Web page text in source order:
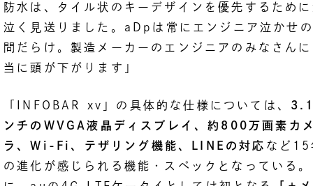
防水は、タイル状のキーデザインを優先するため
泣く見送りました。aDpは常にエンジニア泣かせ
問だらけ。製造メーカーのエンジニアのみなさん
当に頭が下がります」
「INFOBAR xv」の具体的な仕様については、
ンチのWVGA液晶ディスプレイ、約800万画素カ
ラ、Wi-Fi、テザリング機能、LINEの対応 など15
の進化が感じられる機能・スペックとなっている